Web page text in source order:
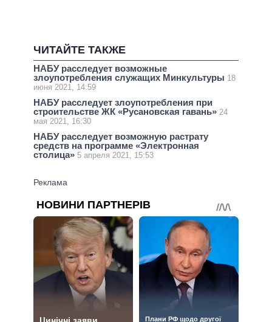
ЧИТАЙТЕ ТАКЖЕ
НАБУ расследует возможные
злоупотребления служащих Минкультуры 18
июня 2021, 14:59
НАБУ расследует злоупотребления при
строительстве ЖК «Русановская гавань» 24
мая 2021, 16:30
НАБУ расследует возможную растрату
средств на программе «Электронная
столица» 5 апреля 2021, 15:53